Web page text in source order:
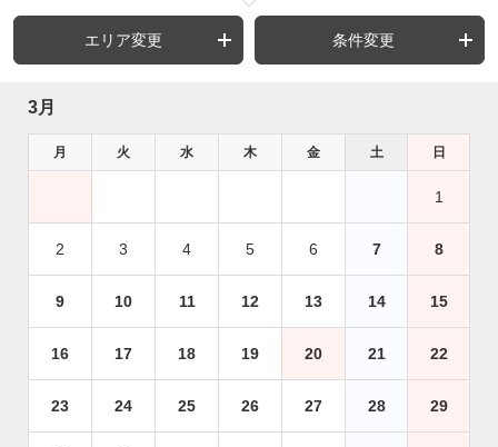
エリア変更 条件変更
3月
月 火 水 木 金 土 日
1
2 3 4 5 6 7 8
9 10 11 12 13 14 15
16 17 18 19 20 21 22
23 24 25 26 27 28 29